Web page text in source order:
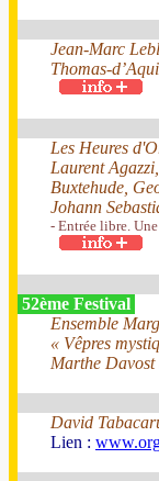
Jean-Marc
Thomas-
Les Heures
Laurent
Buxtehude,
Johann
- Entrée libre.
52ème Festival
Ensemble
« Vêpres
Marthe
David
Lien :